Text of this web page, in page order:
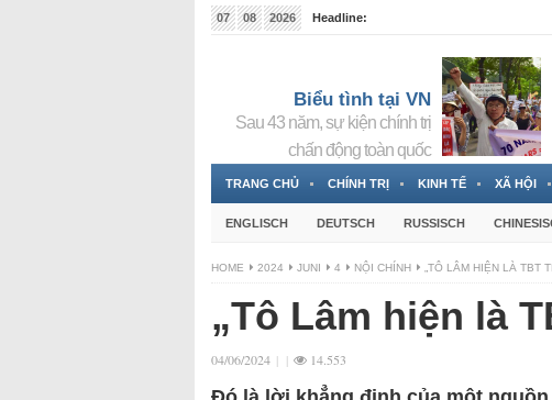
07 08 2026
Headline:
Biểu tình tại VN
Sau 43 năm, sự kiện chính trị
chấn động toàn quốc
TRANG CHỦ CHÍNH TRỊ KINH TẾ XÃ HỘI
ENGLISCH DEUTSCH RUSSISCH
HOME 2024 JUNI 4 NỘI CHÍNH „TÔ LÂM HIỆN LÀ TBT
„Tô Lâm hiện là
04/06/2024 | | 14.553